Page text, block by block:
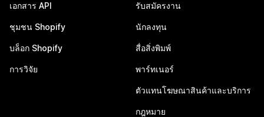
เอกสาร API
ชุมชน Shopify
บล็อก Shopify
การวิจัย
รับสมัครงาน
นักลงทุน
สื่อสิ่งพิมพ์
พาร์ทเนอร์
ตัวแทนโฆษณาสินค้าและบริการ
กฎหมาย